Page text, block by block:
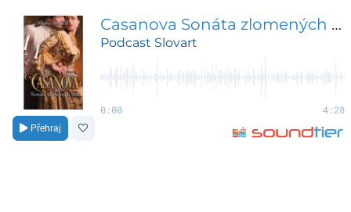
Přehraj
Casanova Sonáta zlomených sŕdc
Podcast Slovart
0:00 4:28